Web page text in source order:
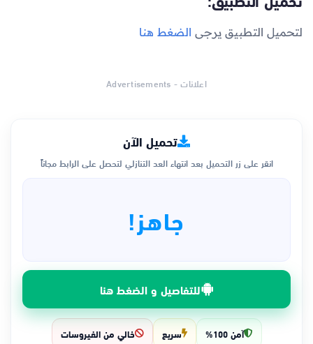
لتحميل التطبيق يرجى الضغط هنا
اعلانات - Advertisements
تحميل الآن
انقر على زر التحميل بعد انتهاء العد التنازلي لتحصل على الرابط مجاناً
جاهز!
للتفاصيل و الضغط هنا
آمن 100% سريع خالي من الفيروسات